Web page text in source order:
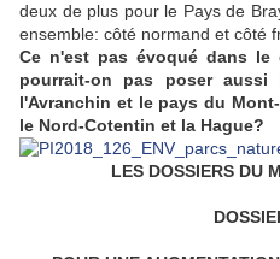
deux de plus pour le Pays de
ensemble: côté normand et côté
Ce n'est pas évoqué dans le
pourrait-on pas poser
l'Avranchin et le pays du
le Nord-Cotentin et la Hague?
LES DOSSIERS DU